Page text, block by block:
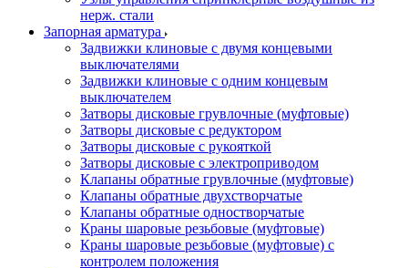
нерж. стали
Запорная арматура
Задвижки клиновые с двумя концевыми
выключателями
Задвижки клиновые с одним концевым
выключателем
Затворы дисковые грувлочные (муфтовые)
Затворы дисковые с редуктором
Затворы дисковые с рукояткой
Затворы дисковые с электроприводом
Клапаны обратные грувлочные (муфтовые)
Клапаны обратные двухстворчатые
Клапаны обратные одностворчатые
Краны шаровые резьбовые (муфтовые)
Краны шаровые резьбовые (муфтовые) с
контролем положения